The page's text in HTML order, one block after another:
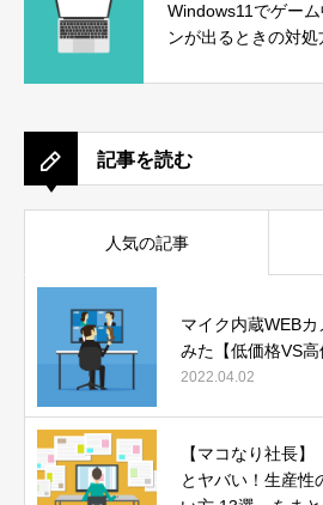
Windows11でゲー
ンが出るときの対処
記事を読む
人気の記事
マイク内蔵WEB
みた【低価格VS高
2022.04.02
【マコなり社長
とヤバい！生産性